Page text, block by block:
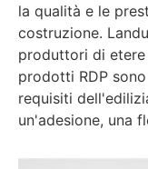
la qualità e le
costruzione.
produttori di etere
prodotti RDP
requisiti
un'adesione, una